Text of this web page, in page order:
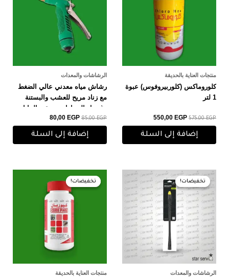
منتجات العناية بالحديقة
كلوروماكس (كلوربيروفوس) عبوة
1 لتر
575,00EGP
550,00 EGP
إضافة إلى السلة
الرشاشات والمعدات
رشاش مياه معدني عالي الضغط
مع زناد مريح للعشب والبستنة
وغسيل السيارات وسقي النباتات
85,00EGP
80,00 EGP
إضافة إلى السلة
تخفيضات!
تخفيضات!
الرشاشات والمعدات
السعر
الأصلي
هو:
510,00 EGP.
السعر
الحالي
هو:
500,00 EGP.
تخفيضات!
تخفيضات!
منتجات العناية بالحديقة
السعر
الأصلي
هو:
190,00 EGP.
السعر